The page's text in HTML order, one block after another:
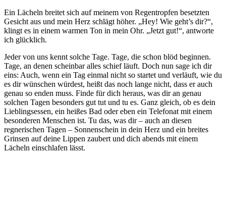
Ein Lächeln breitet sich auf meinem von Regentropfen besetzten
Gesicht aus und mein Herz schlägt höher. „Hey! Wie geht’s dir?“,
klingt es in einem warmen Ton in mein Ohr. „Jetzt gut!“, antworte
ich glücklich.
Jeder von uns kennt solche Tage. Tage, die schon blöd beginnen.
Tage, an denen scheinbar alles schief läuft. Doch nun sage ich dir
eins: Auch, wenn ein Tag einmal nicht so startet und verläuft, wie du
es dir wünschen würdest, heißt das noch lange nicht, dass er auch
genau so enden muss. Finde für dich heraus, was dir an genau
solchen Tagen besonders gut tut und tu es. Ganz gleich, ob es dein
Lieblingsessen, ein heißes Bad oder eben ein Telefonat mit einem
besonderen Menschen ist. Tu das, was dir – auch an diesen
regnerischen Tagen – Sonnenschein in dein Herz und ein breites
Grinsen auf deine Lippen zaubert und dich abends mit einem
Lächeln einschlafen lässt.